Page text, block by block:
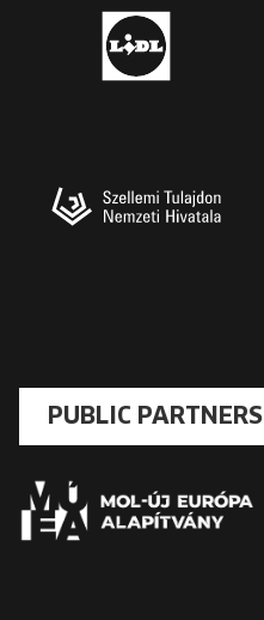
PUBLIC PARTNERS